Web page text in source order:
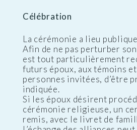
Célébration
La cérémonie a lieu
Afin de ne pas perturber
est tout particulièrement
futurs époux, aux témoins
personnes invitées, d’être
indiquée.
Si les époux désirent
cérémonie religieuse, un
remis, avec le livret de